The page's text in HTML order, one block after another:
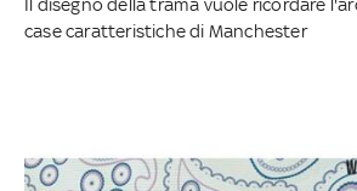
case caratteristiche di Manchester